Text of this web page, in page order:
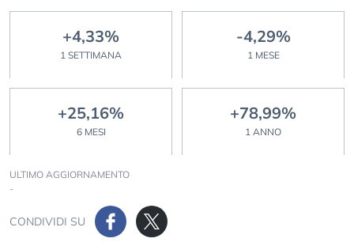
+4,33%
1 SETTIMANA
-4,29%
1 MESE
+25,16%
6 MESI
+78,99%
1 ANNO
ULTIMO AGGIORNAMENTO
-
CONDIVIDI SU